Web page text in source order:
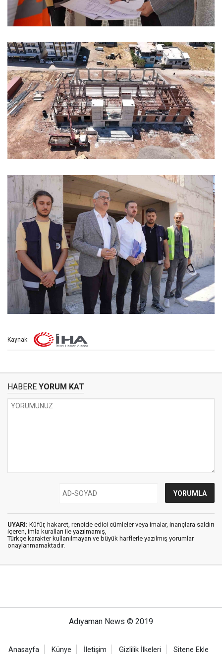
Kaynak:
HABERE YORUM KAT
UYARI: Küfür, hakaret, rencide edici cümleler veya imalar, inançlara saldırı
içeren, imla kuralları ile yazılmamış,
Türkçe karakter kullanılmayan ve büyük harflerle yazılmış yorumlar
onaylanmamaktadır.
Adıyaman News © 2019
Anasayfa Künye İletişim Gizlilik İlkeleri Sitene Ekle